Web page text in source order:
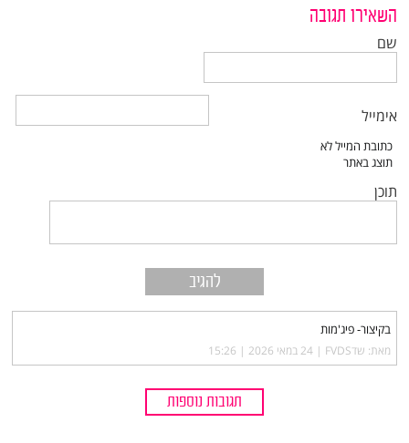
השאירו תגובה
שם
אימייל
תוכן
בקיצור- פיג'מות
מאת: שדFVDS |‏ 24 במאי 2026 | 15:26
תגובות נוספות